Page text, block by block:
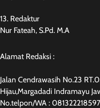
13. Redaktur
Nur Fateah, S.Pd. M.A
Alamat Redaksi :
Jalan Cendrawasih No.23
Hijau,Margadadi Indramayu
No.telpon/WA : 081322218597